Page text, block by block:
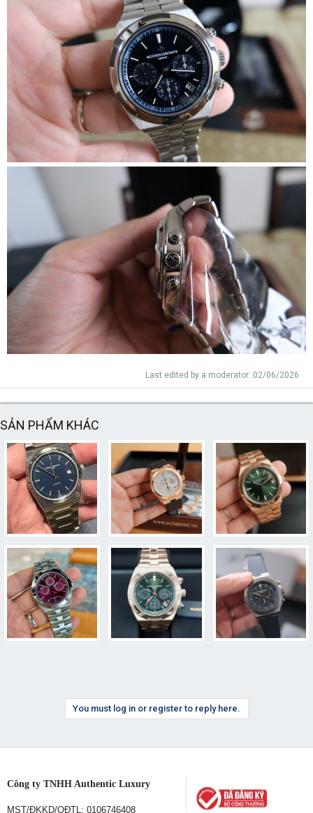
Last edited by a moderator: 02/06/2026
SẢN PHẨM KHÁC
You must log in or register to reply here.
Công ty TNHH Authentic Luxury
MST/ĐKKD/QĐTL: 0106746408